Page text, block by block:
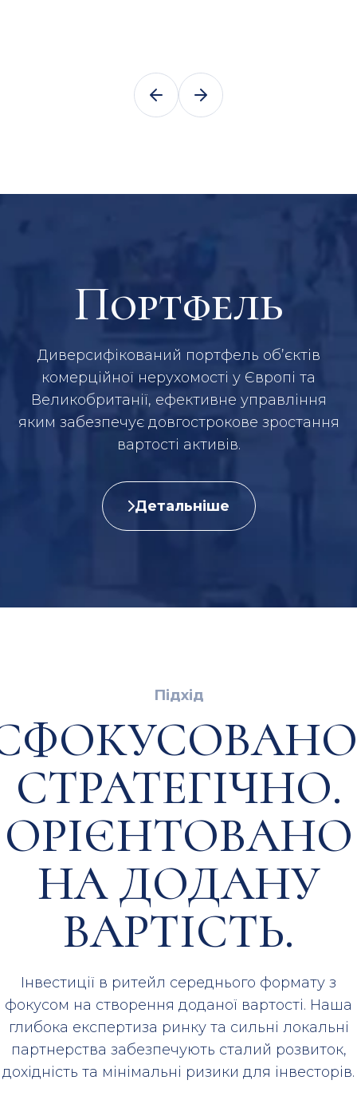
Портфель
Диверсифікований портфель об’єктів
комерційної нерухомості у Європі та
Великобританії, ефективне управління
яким забезпечує довгострокове зростання
вартості активів.
Детальніше
Підхід
СТРАТЕГІЧНО.
ОРІЄНТОВАНО
НА ДОДАНУ
ВАРТІСТЬ.
Інвестиції в ритейл середнього формату з
фокусом на створення доданої вартості. Наша
глибока експертиза ринку та сильні локальні
партнерства забезпечують сталий розвиток,
дохідність та мінімальні ризики для інвесторів.